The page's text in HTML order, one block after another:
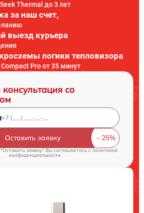
Thermal до 3 лет
за наш счет,
выезд курьера
логики тепловизора
Pro от 35 минут
со
Оставить заявку
заявку" Вы соглашаетесь cполитикой
конфиденциальности